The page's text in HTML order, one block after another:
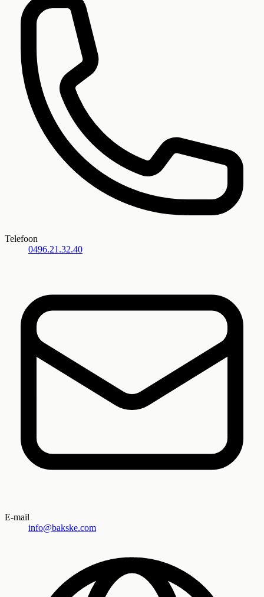
Telefoon
0496.21.32.40
E-mail
info@bakske.com